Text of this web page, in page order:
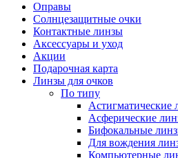
Оправы
Солнцезащитные очки
Контактные линзы
Аксессуары и уход
Акции
Подарочная карта
Линзы для очков
По типу
Астигматические
Асферические
Бифокальные
Для вождения
Компьютерные